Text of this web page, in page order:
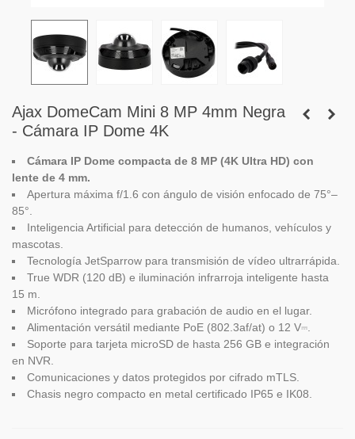
Ajax DomeCam Mini 8 MP 4mm Negra
- Cámara IP Dome 4K
Cámara IP Dome compacta de 8 MP (4K Ultra HD) con
lente de 4 mm.
Apertura máxima f/1.6 con ángulo de visión enfocado de 75°–
85°.
Inteligencia Artificial para detección de humanos, vehículos y
mascotas.
Tecnología JetSparrow para transmisión de vídeo ultrarrápida.
True WDR (120 dB) e iluminación infrarroja inteligente hasta
15 m.
Micrófono integrado para grabación de audio en el lugar.
Alimentación versátil mediante PoE (802.3af/at) o 12 V⎓.
Soporte para tarjeta microSD de hasta 256 GB e integración
en NVR.
Comunicaciones y datos protegidos por cifrado mTLS.
Chasis negro compacto en metal certificado IP65 e IK08.